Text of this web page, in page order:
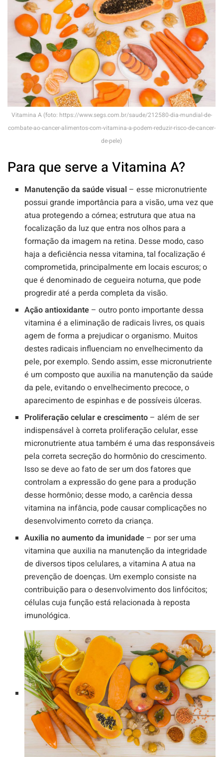
Vitamina A (foto: https://www.segs.com.br/saude/212580-dia-mundial-de-
combate-ao-cancer-alimentos-com-vitamina-a-podem-reduzir-risco-de-cancer-
de-pele)
Para que serve a Vitamina A?
Manutenção da saúde visual – esse micronutriente
possui grande importância para a visão, uma vez que
atua protegendo a córnea; estrutura que atua na
focalização da luz que entra nos olhos para a
formação da imagem na retina. Desse modo, caso
haja a deficiência nessa vitamina, tal focalização é
comprometida, principalmente em locais escuros; o
que é denominado de cegueira noturna, que pode
progredir até a perda completa da visão.
Ação antioxidante – outro ponto importante dessa
vitamina é a eliminação de radicais livres, os quais
agem de forma a prejudicar o organismo. Muitos
destes radicais influenciam no envelhecimento da
pele, por exemplo. Sendo assim, esse micronutriente
é um composto que auxilia na manutenção da saúde
da pele, evitando o envelhecimento precoce, o
aparecimento de espinhas e de possíveis úlceras.
Proliferação celular e crescimento – além de ser
indispensável à correta proliferação celular, esse
micronutriente atua também é uma das responsáveis
pela correta secreção do hormônio do crescimento.
Isso se deve ao fato de ser um dos fatores que
controlam a expressão do gene para a produção
desse hormônio; desse modo, a carência dessa
vitamina na infância, pode causar complicações no
desenvolvimento correto da criança.
Auxilia no aumento da imunidade – por ser uma
vitamina que auxilia na manutenção da integridade
de diversos tipos celulares, a vitamina A atua na
prevenção de doenças. Um exemplo consiste na
contribuição para o desenvolvimento dos linfócitos;
células cuja função está relacionada à reposta
imunológica.